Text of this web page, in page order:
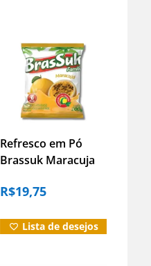
Refresco em Pó
Brassuk Maracuja
Economico
R$19,75
Lista de desejos